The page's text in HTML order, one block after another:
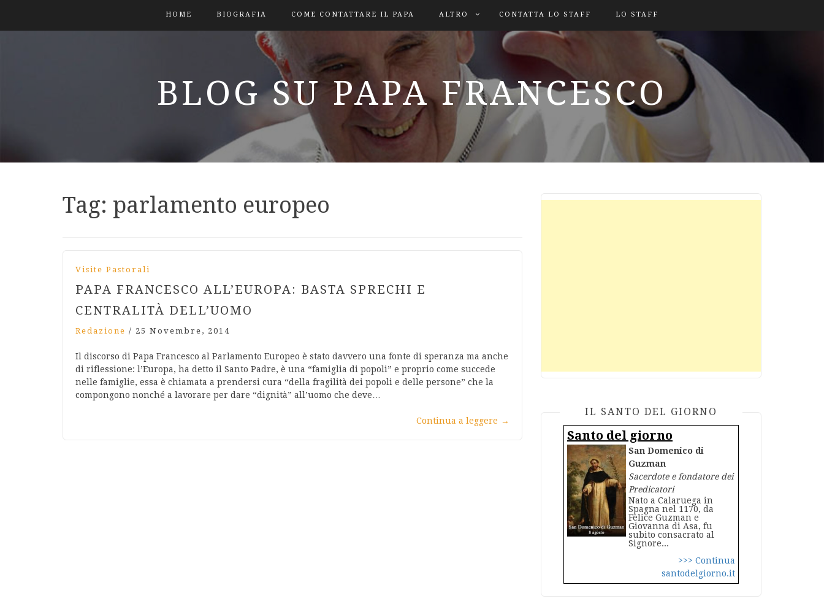
HOME BIOGRAFIA COME CONTATTARE IL PAPA ALTRO CONTATTA LO STAFF LO STAFF
BLOG SU PAPA FRANCESCO
Tag: parlamento europeo
Visite Pastorali
PAPA FRANCESCO ALL’EUROPA: BASTA SPRECHI E
CENTRALITÀ DELL’UOMO
Redazione / 25 Novembre, 2014
Il discorso di Papa Francesco al Parlamento Europeo è stato davvero una fonte di speranza ma anche
di riflessione: l’Europa, ha detto il Santo Padre, è una “famiglia di popoli” e proprio come succede
nelle famiglie, essa è chiamata a prendersi cura “della fragilità dei popoli e delle persone” che la
compongono nonché a lavorare per dare “dignità” all’uomo che deve…
Continua a leggere →
IL SANTO DEL GIORNO
Santo del giorno
San Domenico di
Guzman
Sacerdote e fondatore dei
Predicatori
Nato a Calaruega in
Spagna nel 1170, da
Felice Guzman e
Giovanna di Asa, fu
subito consacrato al
Signore...
>>> Continua
santodelgiorno.it